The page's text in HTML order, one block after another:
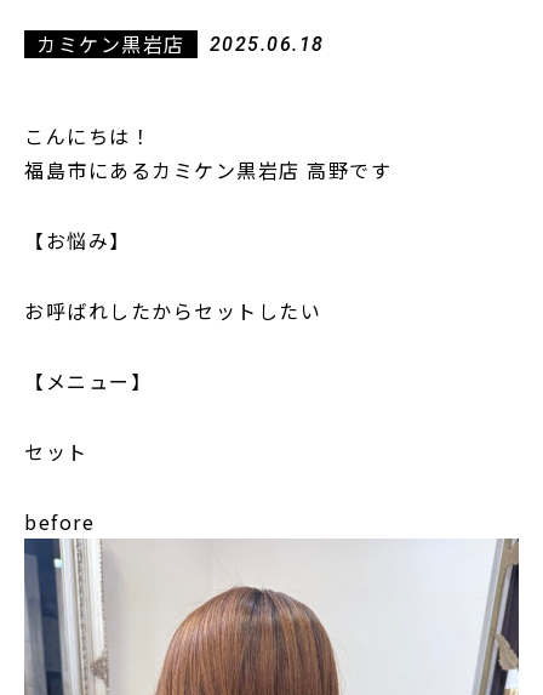
カミケン黒岩店 2025.06.18
こんにちは！
福島市にあるカミケン黒岩店 高野です
【お悩み】
お呼ばれしたからセットしたい
【メニュー】
セット
before